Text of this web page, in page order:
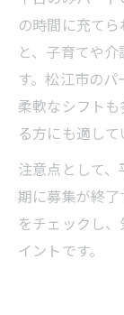
の時間に充て
と、子育てや
す。松江市の
柔軟なシフト
る方にも適して
注意点として
期に募集が終
をチェックし
イントです。